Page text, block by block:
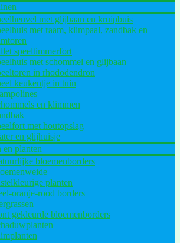
met glijbaan en kruipbuis
met raam, klimpaal, zandbak en
speeltimmerfort
met schommel en glijbaan
in rhododendron
keukentje in tuin
en klimmen
met houtopslag
en glijhuisje
en planten
bloemenborders
planten
oranje-rood borders
gekleurde bloemenborders